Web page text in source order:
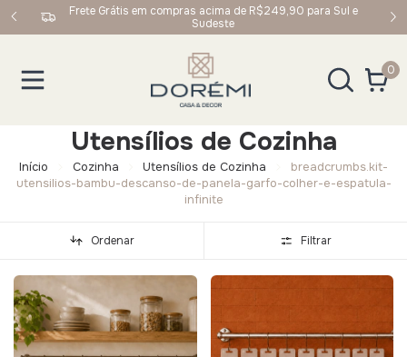
Frete Grátis em compras acima de R$249,90 para Sul e
Sudeste
0
Utensílios de Cozinha
Início Cozinha Utensílios de Cozinha
breadcrumbs.kit-
utensilios-bambu-descanso-de-panela-garfo-colher-e-espatula-
infinite
Ordenar Filtrar